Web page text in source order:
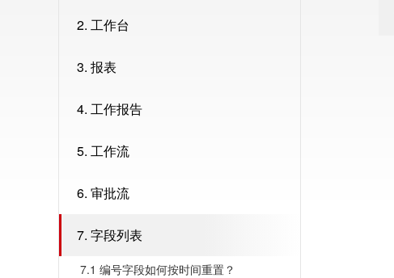
2. 工作台
3. 报表
4. 工作报告
5. 工作流
6. 审批流
7. 字段列表
7.1 编号字段如何按时间重置？